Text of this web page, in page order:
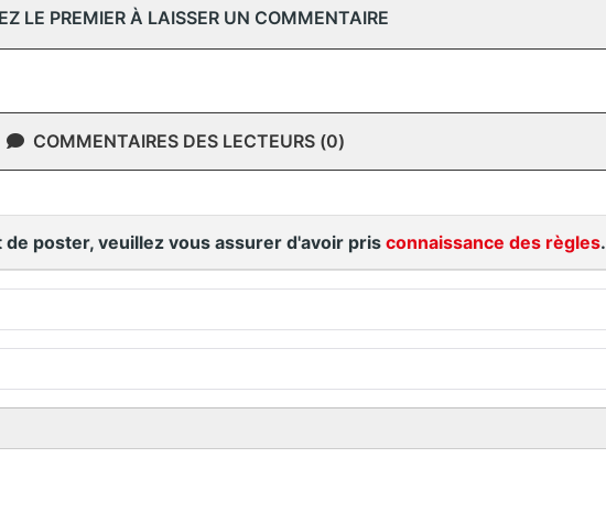
LE PREMIER À LAISSER UN COMMENTAIRE
COMMENTAIRES DES LECTEURS (0)
de poster, veuillez vous assurer d'avoir prisconnaissance des règles.